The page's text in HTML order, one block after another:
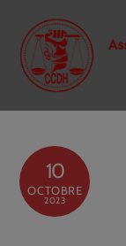
content
10
OCTOBRE
2023